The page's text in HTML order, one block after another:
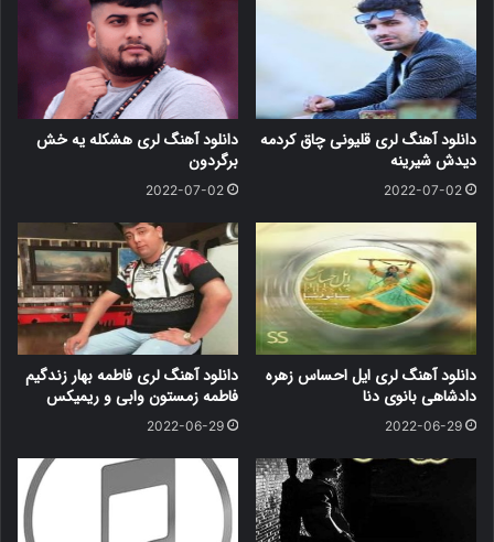
دانلود آهنگ لری قلیونی چاق کردمه
دیدش شیرینه
2022-07-02
دانلود آهنگ لری هشکله یه خش
برگردون
2022-07-02
دانلود آهنگ لری ایل احساس زهره
دادشاهی بانوی دنا
2022-06-29
دانلود آهنگ لری فاطمه بهار زندگیم
فاطمه زمستون وابی و ریمیکس
2022-06-29